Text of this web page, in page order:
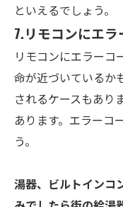
といえるでしょう。
7.リモコンにエ
リモコンにエラーコ
命が近づいているか
されるケースもあり
あります。エラーコ
う。
湯器、ビルトインコ